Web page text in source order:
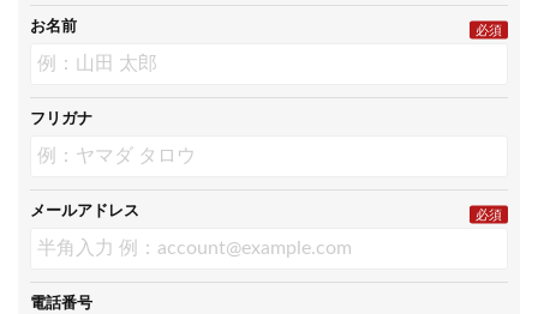
お名前 必須
フリガナ
メールアドレス 必須
電話番号